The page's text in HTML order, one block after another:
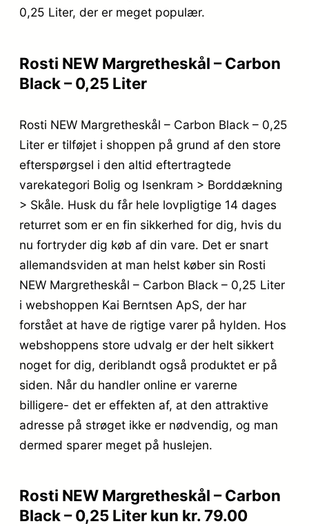
0,25 Liter, der er meget populær.
Rosti NEW Margretheskål – Carbon
Black – 0,25 Liter
Rosti NEW Margretheskål – Carbon Black – 0,25
Liter er tilføjet i shoppen på grund af den store
efterspørgsel i den altid eftertragtede
varekategori Bolig og Isenkram > Borddækning
> Skåle. Husk du får hele lovpligtige 14 dages
returret som er en fin sikkerhed for dig, hvis du
nu fortryder dig køb af din vare. Det er snart
allemandsviden at man helst køber sin Rosti
NEW Margretheskål – Carbon Black – 0,25 Liter
i webshoppen Kai Berntsen ApS, der har
forstået at have de rigtige varer på hylden. Hos
webshoppens store udvalg er der helt sikkert
noget for dig, deriblandt også produktet er på
siden. Når du handler online er varerne
billigere- det er effekten af, at den attraktive
adresse på strøget ikke er nødvendig, og man
dermed sparer meget på huslejen.
Rosti NEW Margretheskål – Carbon
Black – 0,25 Liter kun kr. 79.00